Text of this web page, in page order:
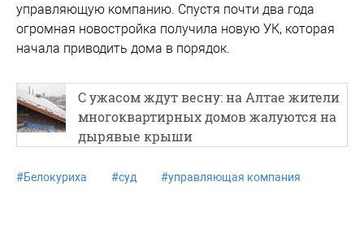
управляющую компанию. Спустя почти два года
огромная новостройка получила новую УК, которая
начала приводить дома в порядок.
С ужасом ждут весну: на Алтае жители
многоквартирных домов жалуются на
дырявые крыши
#Белокуриха #суд #управляющая компания